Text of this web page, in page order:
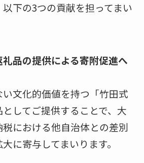
下の3つの貢献を担ってまい
品の提供による寄附促進へ
文化的価値を持つ「竹田式
してご提供することで、大
における他自治体との差別
に寄与してまいります。